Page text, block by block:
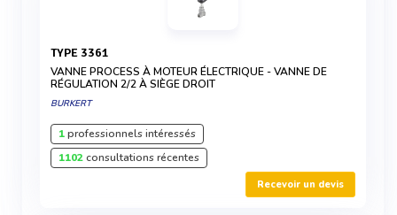
TYPE 3361
VANNE PROCESS À MOTEUR ÉLECTRIQUE - VANNE DE
RÉGULATION 2/2 À SIÈGE DROIT
BURKERT
1professionnels intéressés
1102consultations récentes
Recevoir un devis